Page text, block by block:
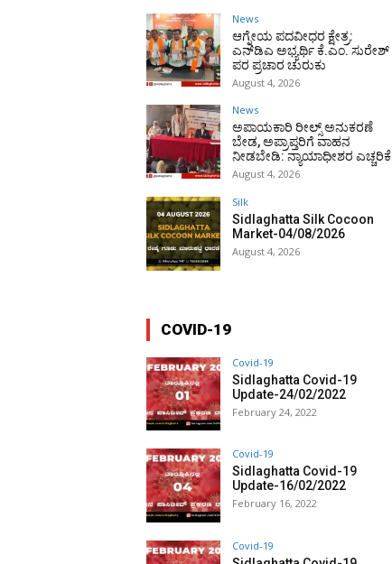
News
ಆಗ್ನೇಯ ಪದವೀಧರ ಕ್ಷೇತ್ರ:
ಎನ್‌ಡಿಎ ಅಭ್ಯರ್ಥಿ ಕೆ.ಎಂ. ಸುರೇಶ್
ಪರ ಪ್ರಚಾರ ಚುರುಕು
August 4, 2026
News
ಅಪಾಯಕಾರಿ ರೀಲ್ಸ್ ಅನುಕರಣೆ
ಬೇಡ, ಅಪ್ರಾಪ್ತರಿಗೆ ವಾಹನ
ನೀಡಬೇಡಿ: ನ್ಯಾಯಾಧೀಶರ ಎಚ್ಚರಿಕೆ
August 4, 2026
Silk
Sidlaghatta Silk Cocoon
Market-04/08/2026
August 4, 2026
COVID-19
Covid-19
Sidlaghatta Covid-19
Update-24/02/2022
February 24, 2022
Covid-19
Sidlaghatta Covid-19
Update-16/02/2022
February 16, 2022
Covid-19